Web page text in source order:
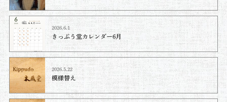
2026.6.1
きっぷう堂カレンダー6月
2026.5.22
模様替え